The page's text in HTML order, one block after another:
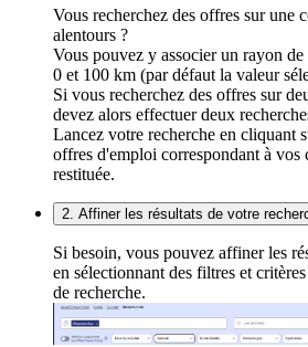
Vous recherchez des offres sur une
alentours ?
Vous pouvez y associer un rayon
0 et 100 km (par défaut la valeur
Si vous recherchez des offres sur
devez alors effectuer deux
Lancez votre recherche en cliquant
offres d'emploi correspondant à vos
restituée.
2. Affiner les résultats de votre
Si besoin, vous pouvez affiner les
en sélectionnant des filtres et
de recherche.